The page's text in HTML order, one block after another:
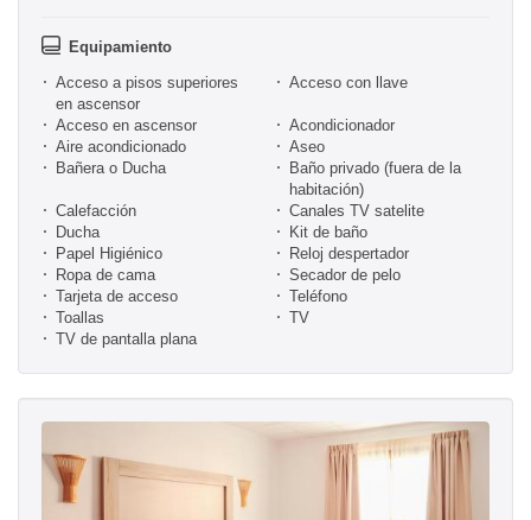
Equipamiento
Acceso a pisos superiores
en ascensor
Acceso con llave
Acceso en ascensor
Acondicionador
Aire acondicionado
Aseo
Bañera o Ducha
Baño privado (fuera de la
habitación)
Calefacción
Canales TV satelite
Ducha
Kit de baño
Papel Higiénico
Reloj despertador
Ropa de cama
Secador de pelo
Tarjeta de acceso
Teléfono
Toallas
TV
TV de pantalla plana